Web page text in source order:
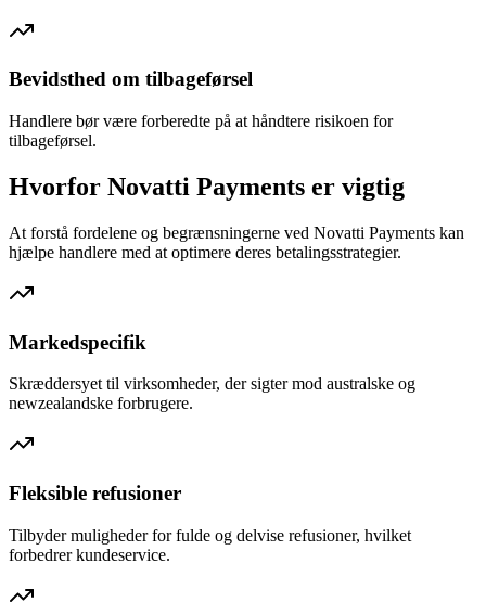
Bevidsthed om tilbageførsel
Handlere bør være forberedte på at håndtere risikoen for
tilbageførsel.
Hvorfor Novatti Payments er vigtig
At forstå fordelene og begrænsningerne ved Novatti Payments kan
hjælpe handlere med at optimere deres betalingsstrategier.
Markedspecifik
Skræddersyet til virksomheder, der sigter mod australske og
newzealandske forbrugere.
Fleksible refusioner
Tilbyder muligheder for fulde og delvise refusioner, hvilket
forbedrer kundeservice.